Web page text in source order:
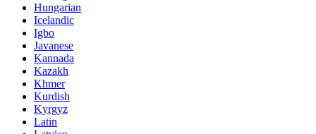
Hungarian
Icelandic
Igbo
Javanese
Kannada
Kazakh
Khmer
Kurdish
Kyrgyz
Latin